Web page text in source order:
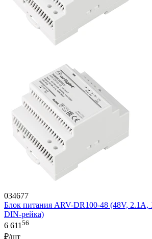
034677
Блок питания ARV-DR100-48 (48V, 2.1A,
DIN-рейка)
6 61156
₽/шт